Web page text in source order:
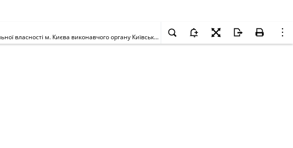
Про утворення конкурсної комісії з питань оренди майна територіальної громади міста Києва Департаменту комунальної власності м. Києва виконавчого органу Київської міської ради (Київської міської державної адміністрації)